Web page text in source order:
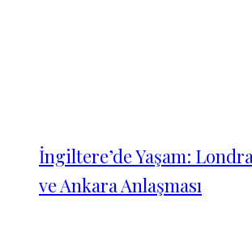
İngiltere’de Yaşam:
ve Ankara Anlaşması